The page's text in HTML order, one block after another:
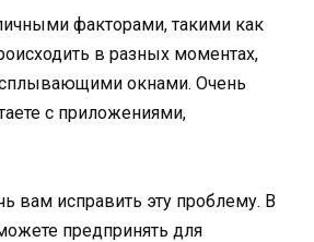
факторами, такими как
в разных моментах,
окнами. Очень
с приложениями,
вам исправить эту проблему. В
предпринять для